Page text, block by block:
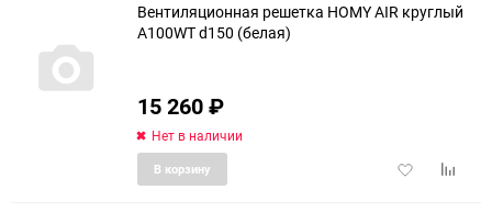
Вентиляционная решетка HOMY AIR круглый
A100WT d150 (белая)
15 260₽
Нет в наличии
Добавить
В корзину